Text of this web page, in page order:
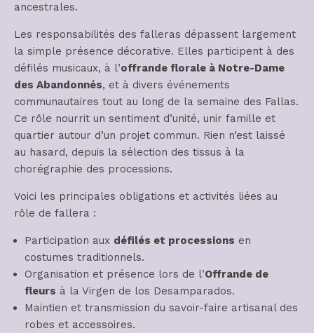
ancestrales.
Les responsabilités des falleras dépassent largement
la simple présence décorative. Elles participent à des
défilés musicaux, à l’offrande florale à Notre-Dame
des Abandonnés, et à divers événements
communautaires tout au long de la semaine des Fallas.
Ce rôle nourrit un sentiment d’unité, unir famille et
quartier autour d’un projet commun. Rien n’est laissé
au hasard, depuis la sélection des tissus à la
chorégraphie des processions.
Voici les principales obligations et activités liées au
rôle de fallera :
Participation aux défilés et processions en
costumes traditionnels.
Organisation et présence lors de l’Offrande de
fleurs à la Virgen de los Desamparados.
Maintien et transmission du savoir-faire artisanal des
robes et accessoires.